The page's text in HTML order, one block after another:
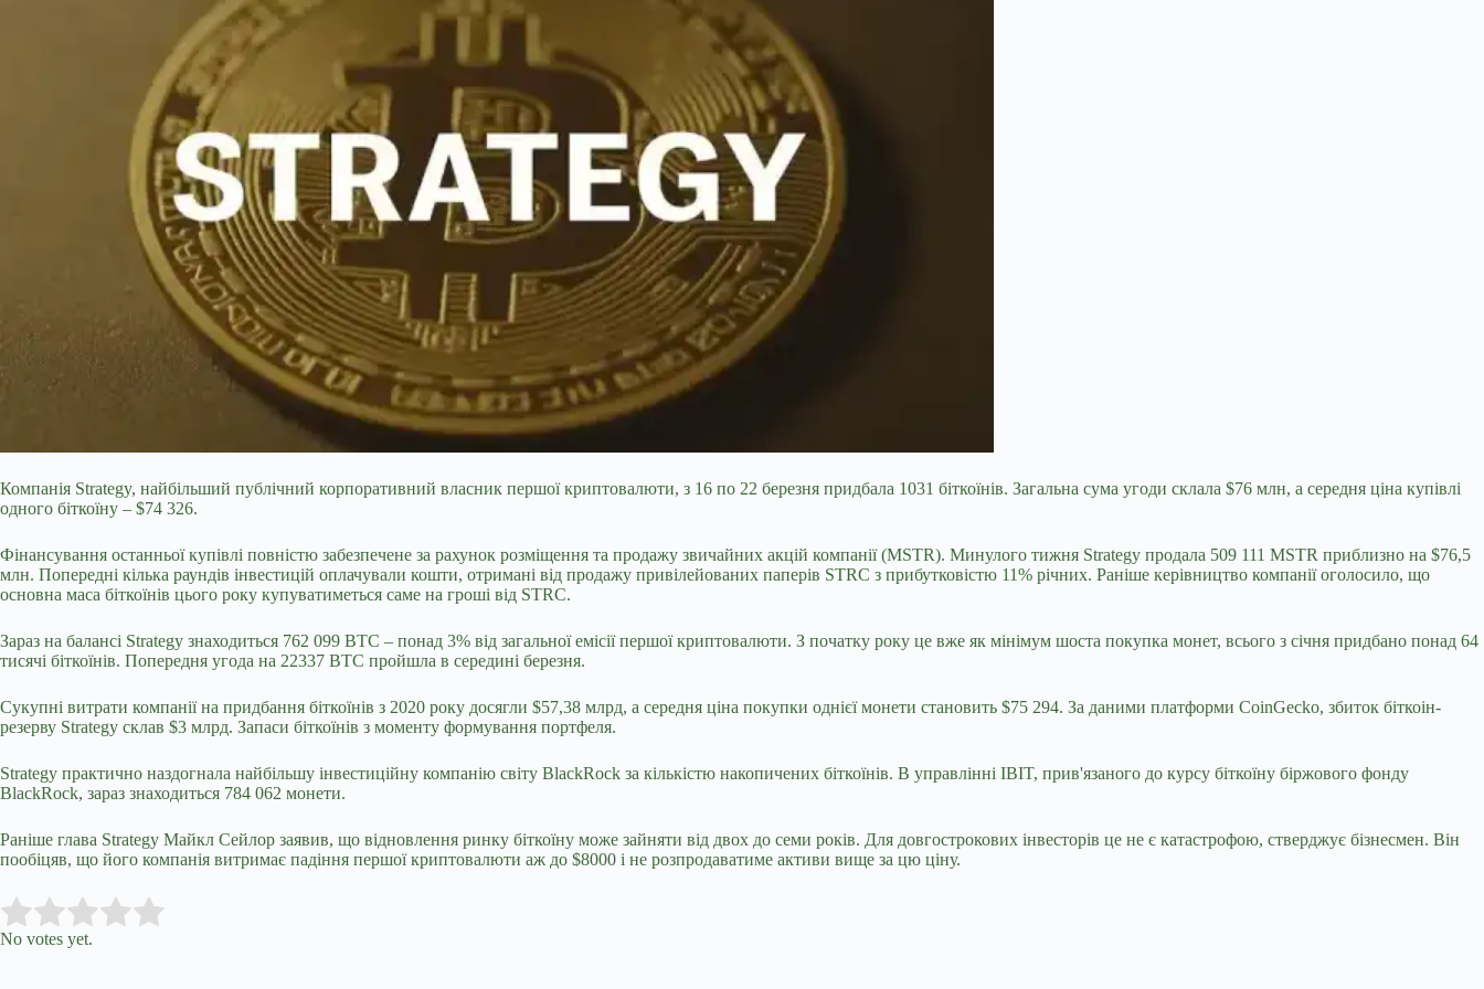
Компанія Strategy, найбільший публічний корпоративний власник першої криптовалюти, з 16 по 22 березня придбала 1031 біткоїнів. Загальна сума угоди склала $76 млн, а середня ціна купівлі
одного біткоїну – $74 326.
Фінансування останньої купівлі повністю забезпечене за рахунок розміщення та продажу звичайних акцій компанії (MSTR). Минулого тижня Strategy продала 509 111 MSTR приблизно на $76,5
млн. Попередні кілька раундів інвестицій оплачували кошти, отримані від продажу привілейованих паперів STRC з прибутковістю 11% річних. Раніше керівництво компанії оголосило, що
основна маса біткоїнів цього року купуватиметься саме на гроші від STRC.
Зараз на балансі Strategy знаходиться 762 099 BTC – понад 3% від загальної емісії першої криптовалюти. З початку року це вже як мінімум шоста покупка монет, всього з січня придбано понад 64
тисячі біткоїнів. Попередня угода на 22337 BTC пройшла в середині березня.
Сукупні витрати компанії на придбання біткоїнів з 2020 року досягли $57,38 млрд, а середня ціна покупки однієї монети становить $75 294. За даними платформи CoinGecko, збиток біткоін-
резерву Strategy склав $3 млрд. Запаси біткоїнів з моменту формування портфеля.
Strategy практично наздогнала найбільшу інвестиційну компанію світу BlackRock за кількістю накопичених біткоїнів. В управлінні IBIT, прив'язаного до курсу біткоїну біржового фонду
BlackRock, зараз знаходиться 784 062 монети.
Раніше глава Strategy Майкл Сейлор заявив, що відновлення ринку біткоїну може зайняти від двох до семи років. Для довгострокових інвесторів це не є катастрофою, стверджує бізнесмен. Він
пообіцяв, що його компанія витримає падіння першої криптовалюти аж до $8000 і не розпродаватиме активи вище за цю ціну.
Rate this item:
No votes yet.